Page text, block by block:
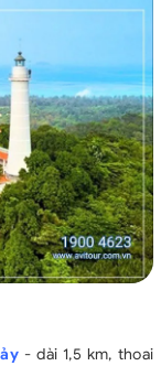
- dài 1,5 km, thoai